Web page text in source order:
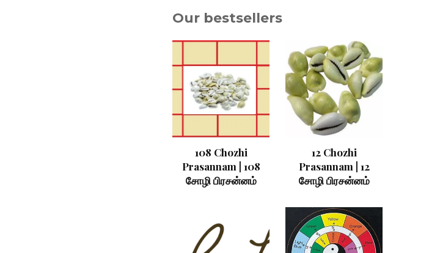
Our bestsellers
108 Chozhi
Prasannam | 108
சோழி பிரசன்னம்
12 Chozhi
Prasannam | 12
சோழி பிரசன்னம்